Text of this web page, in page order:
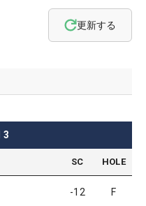
更新する
3
SC HOLE
-12 F